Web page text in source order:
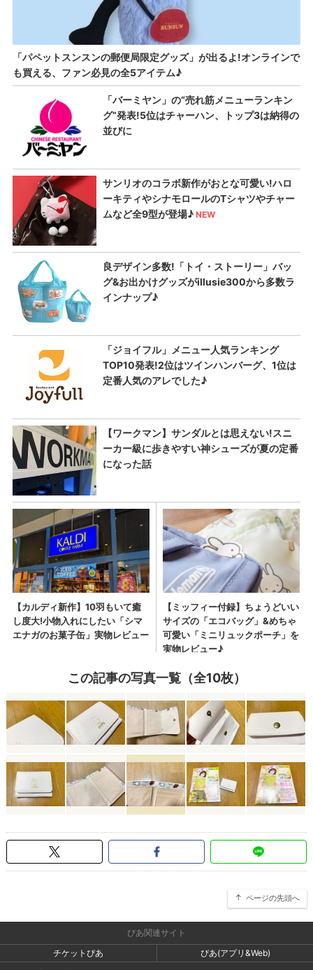
この記事の写真一覧（全10枚）
ページの先頭へ
ぴあ関連サイト
チケットぴあ
ぴあ(アプリ&Web)